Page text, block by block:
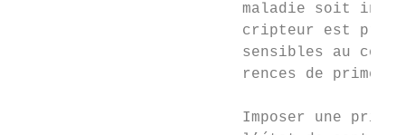
maladie soit
cripteur est
sensibles au
rences de primes
Imposer une